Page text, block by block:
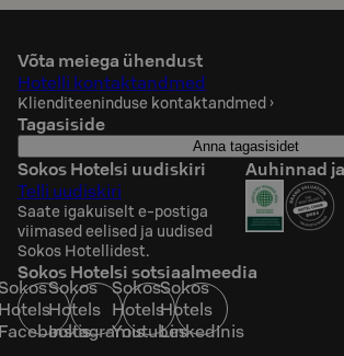
Võta meiega ühendust
Hotelli kontaktandmed
Klienditeeninduse kontaktandmed ›
Tagasiside
Anna tagasisidet
Sokos Hotelsi uudiskiri
Telli uudiskiri
Saate igakuiselt e-postiga
viimased eelised ja uudised
Sokos Hotellidest.
Auhinnad
Sokos Hotelsi sotsiaalmeedia
Sokos
Hotels
Instagramis
Sokos
Hotels
Youtubes
Sokos
Hotels
LinkedInis